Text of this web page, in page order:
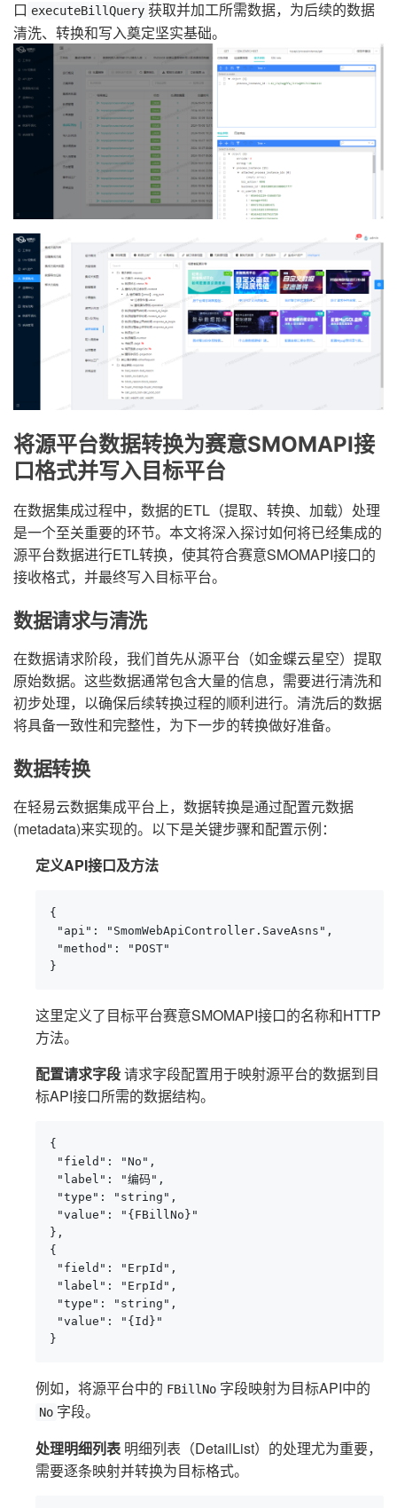
口 executeBillQuery 获取并加工所需数据，为后续的数据
清洗、转换和写入奠定坚实基础。
将源平台数据转换为赛意SMOMAPI接
口格式并写入目标平台
在数据集成过程中，数据的ETL（提取、转换、加载）处理
是一个至关重要的环节。本文将深入探讨如何将已经集成的
源平台数据进行ETL转换，使其符合赛意SMOMAPI接口的
接收格式，并最终写入目标平台。
数据请求与清洗
在数据请求阶段，我们首先从源平台（如金蝶云星空）提取
原始数据。这些数据通常包含大量的信息，需要进行清洗和
初步处理，以确保后续转换过程的顺利进行。清洗后的数据
将具备一致性和完整性，为下一步的转换做好准备。
数据转换
在轻易云数据集成平台上，数据转换是通过配置元数据
(metadata)来实现的。以下是关键步骤和配置示例：
定义API接口及方法
{
"api": "SmomWebApiController.SaveAsns",
"method": "POST"
}
这里定义了目标平台赛意SMOMAPI接口的名称和HTTP
方法。
配置请求字段请求字段配置用于映射源平台的数据到目
标API接口所需的数据结构。
{
"field": "No",
"label": "编码",
"type": "string",
"value": "{FBillNo}"
},
{
"field": "ErpId",
"label": "ErpId",
"type": "string",
"value": "{Id}"
}
例如，将源平台中的 FBillNo 字段映射为目标API中的
No 字段。
处理明细列表明细列表（DetailList）的处理尤为重要，
需要逐条映射并转换为目标格式。